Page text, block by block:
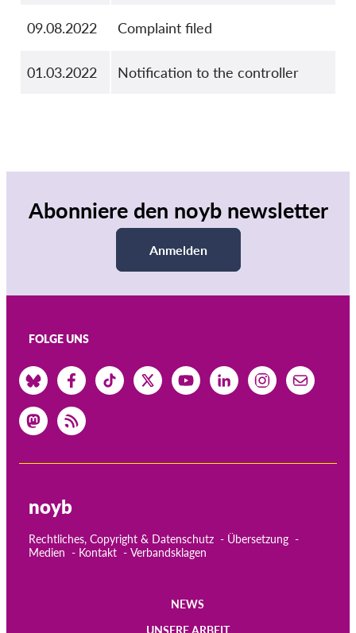
09.08.2022 Complaint filed
01.03.2022 Notification to the controller
Abonniere den noyb newsletter
Anmelden
FOLGE UNS
noyb
Rechtliches, Copyright & Datenschutz
Übersetzung
Medien
Kontakt Verbandsklagen
NEWS
UNSERE ARBEIT